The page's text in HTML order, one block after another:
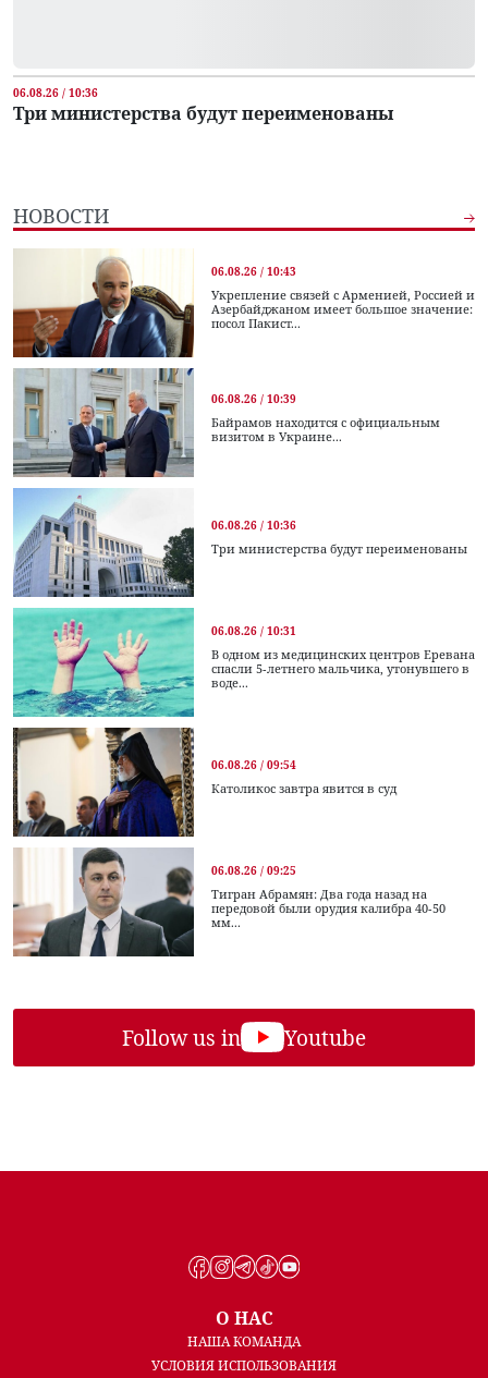
06.08.26 / 10:36
Три министерства будут переименованы
НОВОСТИ
06.08.26 / 10:43
Укрепление связей с Арменией, Россией и
Азербайджаном имеет большое значение:
посол Пакист...
06.08.26 / 10:39
Байрамов находится с официальным
визитом в Украине...
06.08.26 / 10:36
Три министерства будут переименованы
06.08.26 / 10:31
В одном из медицинских центров Еревана
спасли 5-летнего мальчика, утонувшего в
воде...
06.08.26 / 09:54
Католикос завтра явится в суд
06.08.26 / 09:25
Тигран Абрамян: Два года назад на
передовой были орудия калибра 40-50
мм...
Follow us in Youtube
О НАС
НАША КОМАНДА
УСЛОВИЯ ИСПОЛЬЗОВАНИЯ